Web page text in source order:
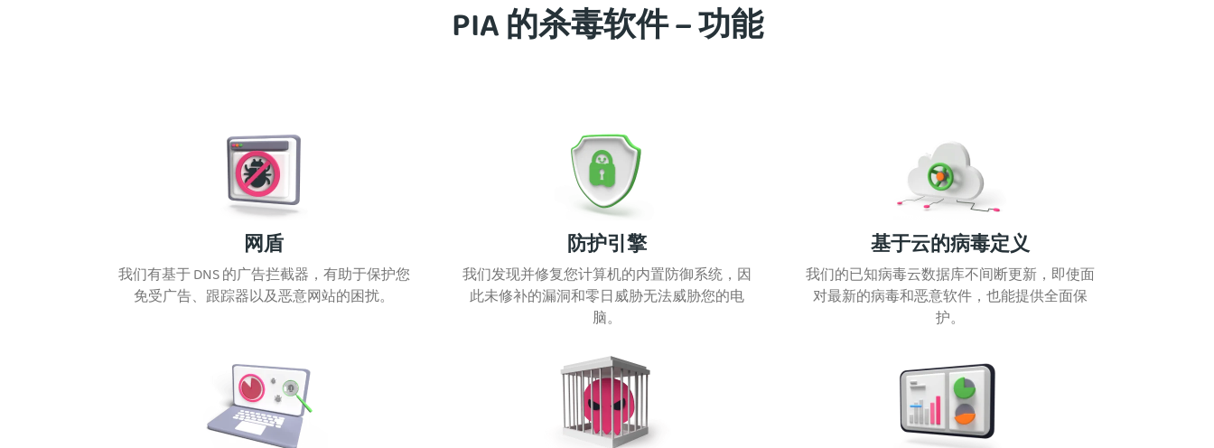
PIA 的杀毒软件 – 功能
网盾
我们有基于 DNS 的广告拦截器，有助于保护您
免受广告、跟踪器以及恶意网站的困扰。
防护引擎
我们发现并修复您计算机的内置防御系统，因
此未修补的漏洞和零日威胁无法威胁您的电
脑。
基于云的病毒定义
我们的已知病毒云数据库不间断更新，即使面
对最新的病毒和恶意软件，也能提供全面保
护。